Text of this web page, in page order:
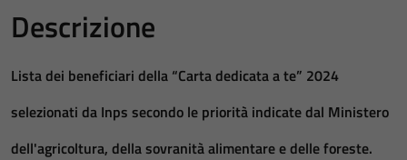
Descrizione
Lista dei beneficiari della “Carta dedicata a te” 2024
selezionati da Inps secondo le priorità indicate dal Ministero
dell'agricoltura, della sovranità alimentare e delle foreste.